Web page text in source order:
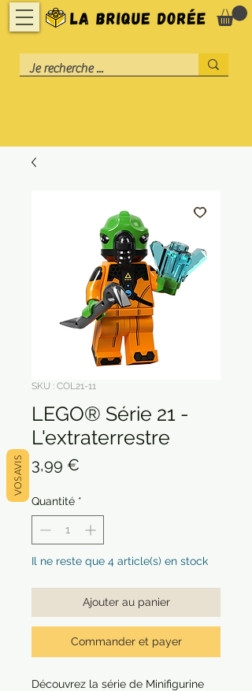
SKU : COL21-11
LEGO® Série 21 -
L'extraterrestre
3,99 €
Quantité *
Il ne reste que 4 article(s) en stock
Ajouter au panier
Commander et payer
Découvrez la série de Minifigurine
VOS AVIS